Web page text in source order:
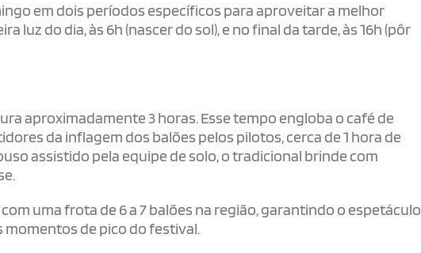
em dois períodos específicos para aproveitar a melhor
luz do dia, às 6h (nascer do sol), e no final da tarde, às 16h (pôr
aproximadamente 3 horas. Esse tempo engloba o café de
da inflagem dos balões pelos pilotos, cerca de 1 hora de
assistido pela equipe de solo, o tradicional brinde com
uma frota de 6 a 7 balões na região, garantindo o espetáculo
de pico do festival.